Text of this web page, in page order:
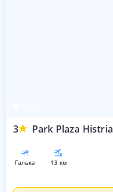
3 Park Plaza Histria
галька 13 км